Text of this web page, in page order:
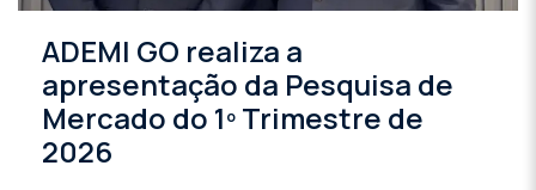
ADEMI GO realiza a
apresentação da Pesquisa de
Mercado do 1º Trimestre de
2026